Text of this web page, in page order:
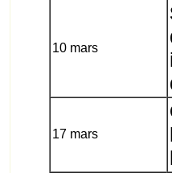
10 mars
17 mars